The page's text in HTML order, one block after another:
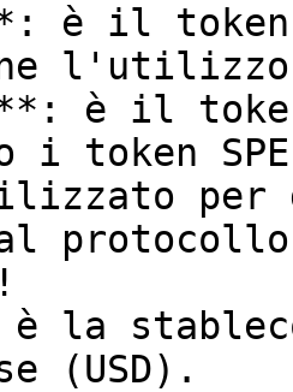
è il
è il
i token
per
è la
(USD).